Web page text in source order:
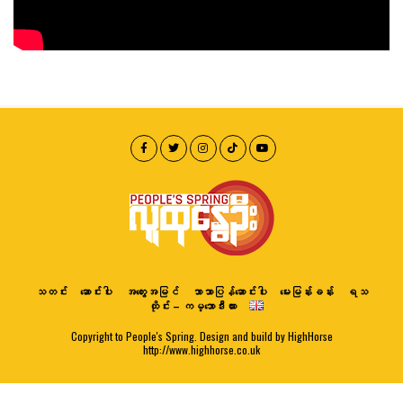
သတင်း ဆောင်းပါး အတွေးအမြင် ဘာသာပြန်ဆောင်းပါး မေးမြန်းခန်း
ရသ
ထိုင်း – ကမ္ဘောဒီးယား
Copyright to People's Spring. Design and build by HighHorse
http://www.highhorse.co.uk